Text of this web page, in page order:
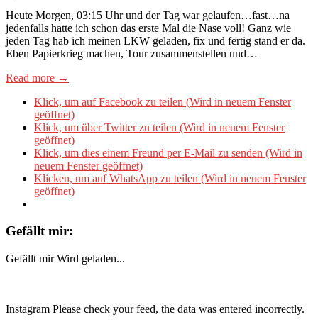
Heute Morgen, 03:15 Uhr und der Tag war gelaufen…fast…na
jedenfalls hatte ich schon das erste Mal die Nase voll! Ganz wie
jeden Tag hab ich meinen LKW geladen, fix und fertig stand er da.
Eben Papierkrieg machen, Tour zusammenstellen und…
Read more →
Klick, um auf Facebook zu teilen (Wird in neuem Fenster
geöffnet)
Klick, um über Twitter zu teilen (Wird in neuem Fenster
geöffnet)
Klick, um dies einem Freund per E-Mail zu senden (Wird in
neuem Fenster geöffnet)
Klicken, um auf WhatsApp zu teilen (Wird in neuem Fenster
geöffnet)
Gefällt mir:
Gefällt mir Wird geladen...
Instagram Please check your feed, the data was entered incorrectly.